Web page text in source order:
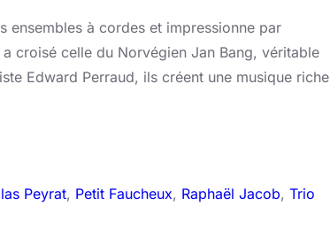
ensembles à cordes et impressionne par
croisé celle du Norvégien Jan Bang, véritable
Edward Perraud, ils créent une musique riche
Peyrat, Petit Faucheux, Raphaël Jacob, Trio